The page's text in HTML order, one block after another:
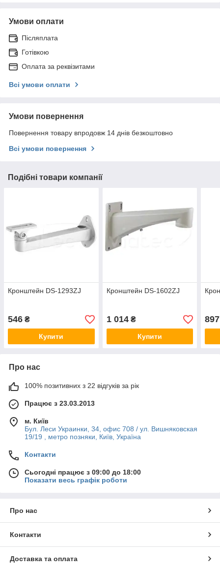
Умови оплати
Післяплата
Готівкою
Оплата за реквізитами
Всі умови оплати
Умови повернення
Повернення товару впродовж 14 днів безкоштовно
Всі умови повернення
Подібні товари компанії
Кронштейн DS-1293ZJ
546 ₴
Купити
Кронштейн DS-1602ZJ
1 014₴
Купити
897
Про нас
100% позитивних з 22 відгуків за рік
Працює з 23.03.2013
м. Київ
Бул. Леси Украинки, 34, офис 708 / ул. Вишняковская
19/19 , метро позняки, Київ, Україна
Контакти
Сьогодні працює з 09:00 до 18:00
Показати весь графік роботи
Про нас
Контакти
Доставка та оплата